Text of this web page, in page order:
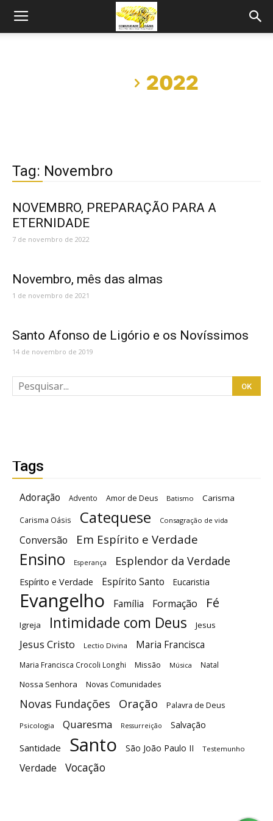
2022
Tag: Novembro
NOVEMBRO, PREPARAÇÃO PARA A
ETERNIDADE
7 de novembro de 2022
Novembro, mês das almas
1 de novembro de 2021
Santo Afonso de Ligório e os Novíssimos
14 de novembro de 2019
Tags
Adoração Advento Amor de Deus Batismo Carisma
Carisma Oásis Catequese Consagração de vida
Conversão Em Espírito e Verdade
Ensino Esperança Esplendor da Verdade
Espírito e Verdade Espírito Santo Eucaristia
Evangelho Família Formação Fé
Igreja Intimidade com Deus Jesus
Jesus Cristo Lectio Divina Maria Francisca
Maria Francisca Crocoli Longhi Missão Música Natal
Nossa Senhora Novas Comunidades
Novas Fundações Oração Palavra de Deus
Psicologia Quaresma Ressurreição Salvação
Santidade Santo São João Paulo II Testemunho
Verdade Vocação